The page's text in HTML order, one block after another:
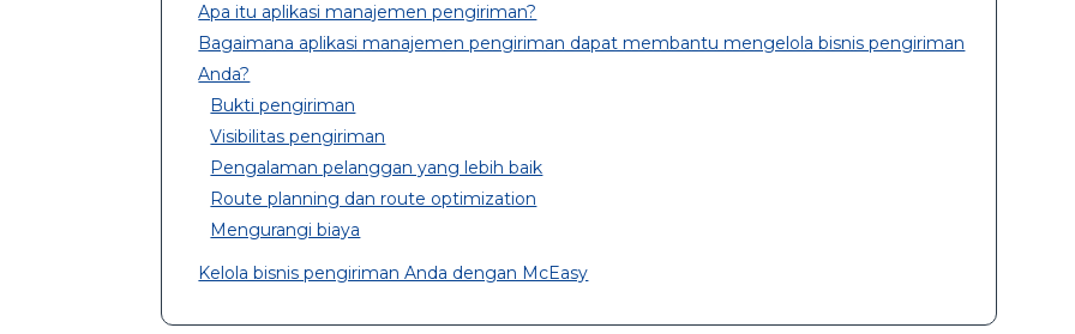
Apa itu aplikasi manajemen pengiriman?
Bagaimana aplikasi manajemen pengiriman dapat membantu mengelola bisnis pengiriman
Anda?
Bukti pengiriman
Visibilitas pengiriman
Pengalaman pelanggan yang lebih baik
Route planning dan route optimization
Mengurangi biaya
Kelola bisnis pengiriman Anda dengan McEasy